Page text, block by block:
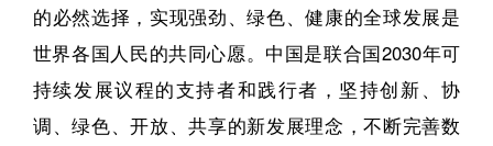
的必然选择，实现强劲、绿色、健康的全球发展是
世界各国人民的共同心愿。中国是联合国2030年可
持续发展议程的支持者和践行者，坚持创新、协
调、绿色、开放、共享的新发展理念，不断完善数